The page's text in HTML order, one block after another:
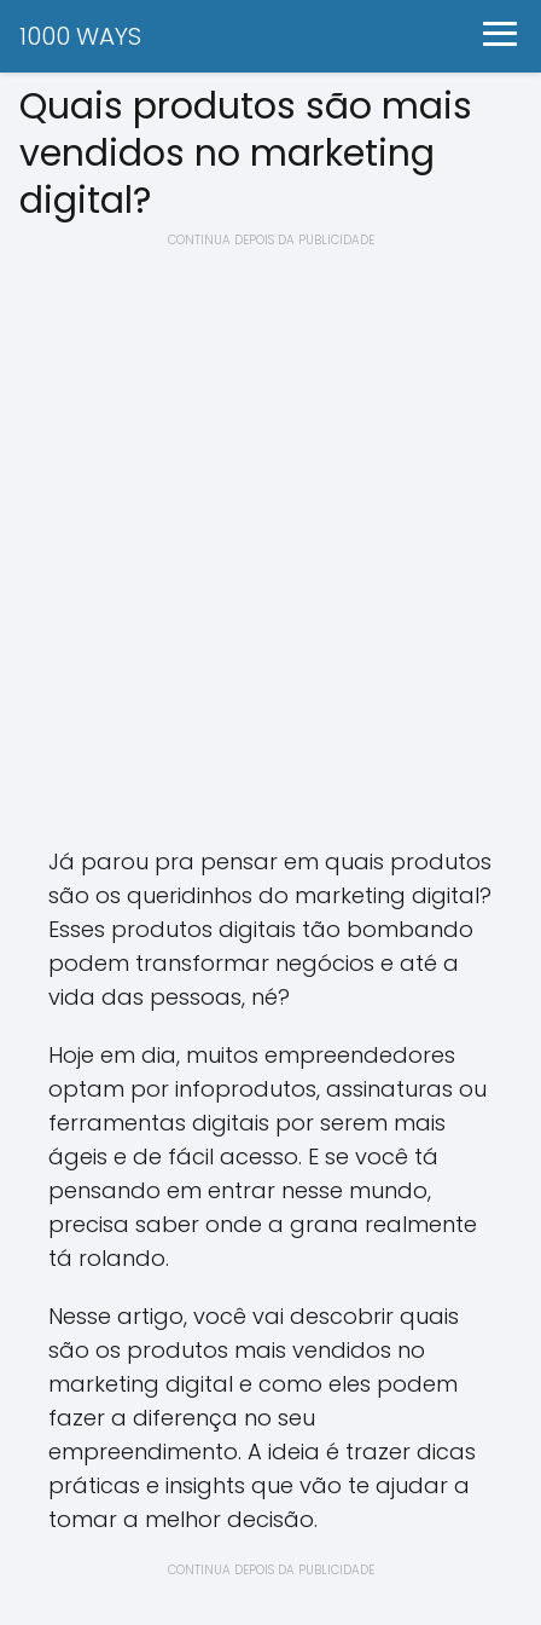
1000 WAYS
Quais produtos são mais
vendidos no marketing
digital?
CONTINUA DEPOIS DA PUBLICIDADE
Já parou pra pensar em quais produtos
são os queridinhos do marketing digital?
Esses produtos digitais tão bombando
podem transformar negócios e até a
vida das pessoas, né?
Hoje em dia, muitos empreendedores
optam por infoprodutos, assinaturas ou
ferramentas digitais por serem mais
ágeis e de fácil acesso. E se você tá
pensando em entrar nesse mundo,
precisa saber onde a grana realmente
tá rolando.
Nesse artigo, você vai descobrir quais
são os produtos mais vendidos no
marketing digital e como eles podem
fazer a diferença no seu
empreendimento. A ideia é trazer dicas
práticas e insights que vão te ajudar a
tomar a melhor decisão.
CONTINUA DEPOIS DA PUBLICIDADE